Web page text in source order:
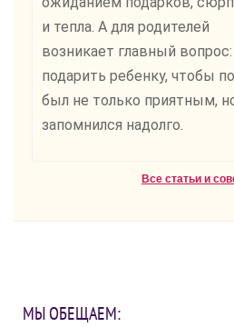
и тепла. А для родителей
возникает главный вопрос:
подарить ребенку, чтобы
был не только приятным,
запомнился надолго.
Все статьи и
МЫ ОБЕЩАЕМ: